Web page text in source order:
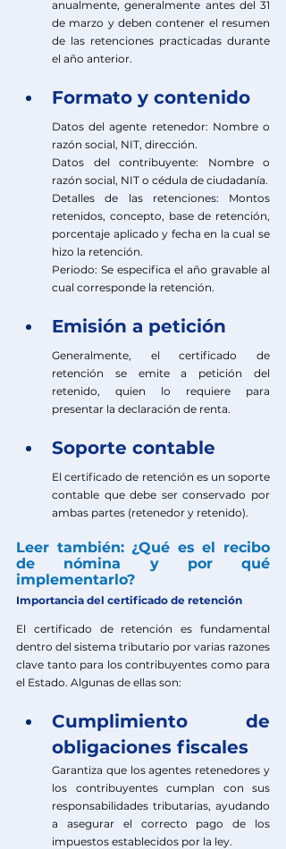
anualmente, generalmente antes del 31
de marzo y deben contener el resumen
de las retenciones practicadas durante
el año anterior.
Formato y contenido
Datos del agente retenedor: Nombre o
razón social, NIT, dirección.
Datos del contribuyente: Nombre o
razón social, NIT o cédula de ciudadanía.
Detalles de las retenciones: Montos
retenidos, concepto, base de retención,
porcentaje aplicado y fecha en la cual se
hizo la retención.
Periodo: Se especifica el año gravable al
cual corresponde la retención.
Emisión a petición
Generalmente, el certificado de
retención se emite a petición del
retenido, quien lo requiere para
presentar la declaración de renta.
Soporte contable
El certificado de retención es un soporte
contable que debe ser conservado por
ambas partes (retenedor y retenido).
Leer también: ¿Qué es el recibo
de nómina y por qué
implementarlo?
Importancia del certificado de retención
El certificado de retención es fundamental
dentro del sistema tributario por varias razones
clave tanto para los contribuyentes como para
el Estado. Algunas de ellas son:
Cumplimiento de
obligaciones fiscales
Garantiza que los agentes retenedores y
los contribuyentes cumplan con sus
responsabilidades tributarias, ayudando
a asegurar el correcto pago de los
impuestos establecidos por la ley.